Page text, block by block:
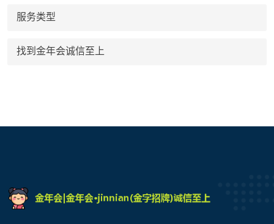
服务类型
找到金年会诚信至上